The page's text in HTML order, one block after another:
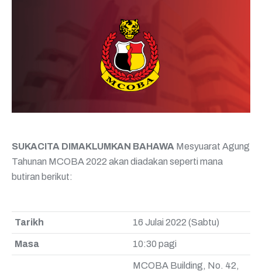
SUKACITA DIMAKLUMKAN BAHAWA Mesyuarat Agung
Tahunan MCOBA 2022 akan diadakan seperti mana
butiran berikut:
Tarikh 16 Julai 2022 (Sabtu)
Masa 10:30 pagi
MCOBA Building, No. 42,